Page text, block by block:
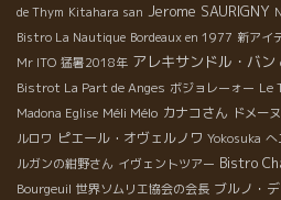
de Thym Kitahara san Jerome SAURIGNY
Bistro La Nautique Bordeaux en 1977 新アイ
Mr ITO 猛暑2018年 アレキサンドル・バン
Bistrot La Part de Anges ボジョレーォー Le
Madona Eglise Méli Mélo カナコさん ドメー
ルロワ ピエール・オヴェルノワ Yokosuka へ
ルガンの紺野さん イヴェントツアー Bistro
Bourgeuil 世界ソムリエ協会の会長 ブルノ・